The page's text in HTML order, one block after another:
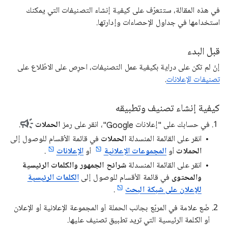
في هذه المقالة، ستتعرّف على كيفية إنشاء التصنيفات التي يمكنك
استخدامها في جداول الإحصاءات وإدارتها.
قبل البدء
إنْ لم تكن على دراية بكيفية عمل التصنيفات، احرِص على الاطّلاع على
تصنيفات الإعلانات.
كيفية إنشاء تصنيف وتطبيقه
في حسابك على "إعلانات Google"، انقر على رمز الحملات
.
انقر على القائمة المنسدلةالحملات في قائمة الأقسام للوصول إلى
الحملات أو المجموعات الإعلانية أو الإعلانات
.
انقر على القائمة المنسدلةشرائح الجمهور والكلمات الرئيسية
والمحتوى في قائمة الأقسام للوصول إلى الكلمات الرئيسية
للإعلان على شبكة البحث
.
ضَع علامة في المربّع بجانب الحملة أو المجموعة الإعلانية أو الإعلان
أو الكلمة الرئيسية التي تريد تطبيق تصنيف عليها.